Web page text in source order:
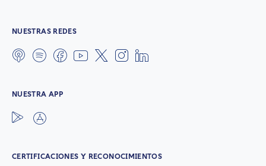
NUESTRAS REDES
NUESTRA APP
CERTIFICACIONES Y RECONOCIMIENTOS